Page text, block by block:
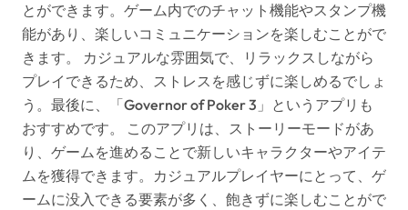
とができます。ゲーム内でのチャット機能やスタンプ機
能があり、楽しいコミュニケーションを楽しむことがで
きます。 カジュアルな雰囲気で、リラックスしながら
プレイできるため、ストレスを感じずに楽しめるでしょ
う。最後に、「Governor of Poker 3」というアプリも
おすすめです。 このアプリは、ストーリーモードがあ
り、ゲームを進めることで新しいキャラクターやアイテ
ムを獲得できます。カジュアルプレイヤーにとって、ゲ
ームに没入できる要素が多く、飽きずに楽しむことがで